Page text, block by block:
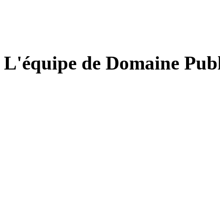
L'équipe de Domaine